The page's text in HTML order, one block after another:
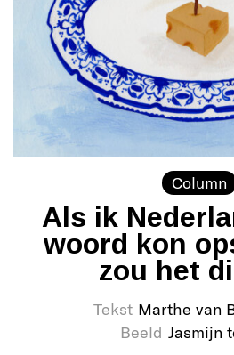
Column
Als ik
woord kon
zou het
Tekst Marthe van
Beeld Jasmijn